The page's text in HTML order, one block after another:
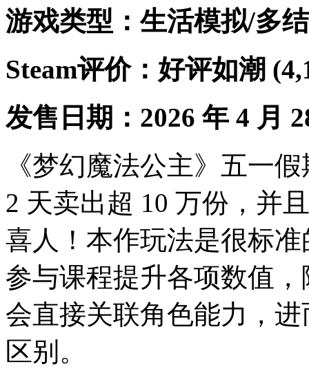
游戏类型：生活模拟/多
Steam评价：好评如潮
发售日期：2026 年 4 月
《梦幻魔法公主》五一
2 天卖出超 10 万份，并
喜人！本作玩法是很标
参与课程提升各项数值
会直接关联角色能力，
区别。